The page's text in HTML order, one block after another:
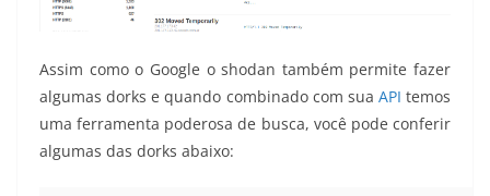
Assim como o Google o shodan também permite fazer
algumas dorks e quando combinado com sua API temos
uma ferramenta poderosa de busca, você pode conferir
algumas das dorks abaixo: